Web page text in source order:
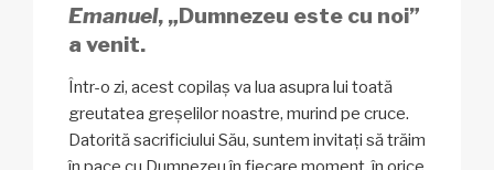
Emanuel, „Dumnezeu este cu noi”
a venit.
Într-o zi, acest copilaș va lua asupra lui toată
greutatea greșelilor noastre, murind pe cruce.
Datorită sacrificiului Său, suntem invitați să trăim